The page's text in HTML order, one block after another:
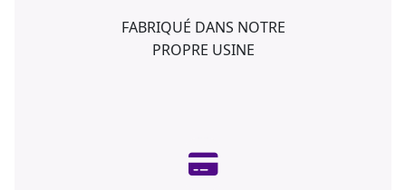
FABRIQUÉ DANS NOTRE
PROPRE USINE